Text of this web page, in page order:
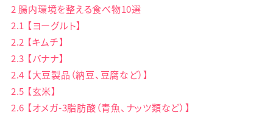
2 腸内環境を整える食べ物10選
2.1 【ヨーグルト】
2.2 【キムチ】
2.3 【バナナ】
2.4 【大豆製品（納豆、豆腐など）】
2.5 【玄米】
2.6 【オメガ-3脂肪酸（青魚、ナッツ類など）】